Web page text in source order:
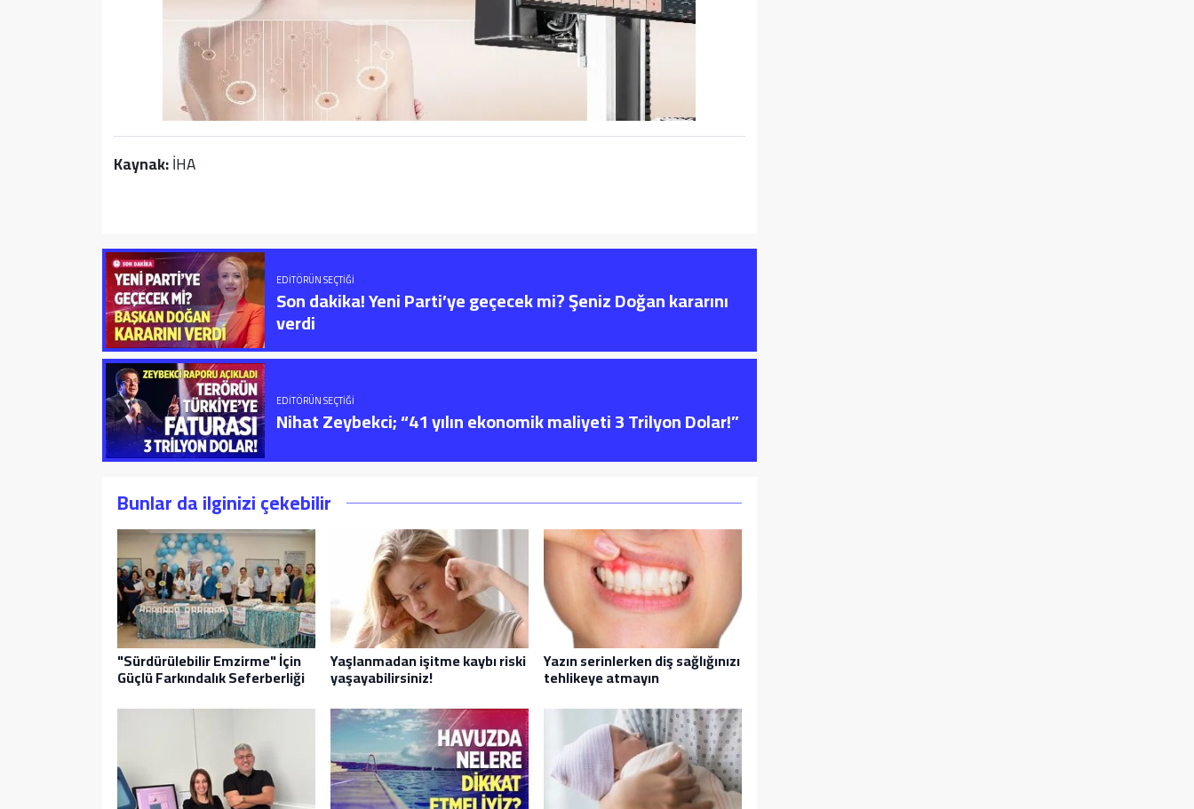
Kaynak:İHA
EDITÖRÜN SEÇTIĞI
Son dakika! Yeni Parti’ye geçecek mi? Şeniz Doğan kararını
verdi
EDITÖRÜN SEÇTIĞI
Nihat Zeybekci; “41 yılın ekonomik maliyeti 3 Trilyon Dolar!”
Bunlar da ilginizi çekebilir
"Sürdürülebilir Emzirme" İçin
Güçlü Farkındalık Seferberliği
Yaşlanmadan işitme kaybı riski
yaşayabilirsiniz!
Yazın serinlerken diş sağlığınızı
tehlikeye atmayın